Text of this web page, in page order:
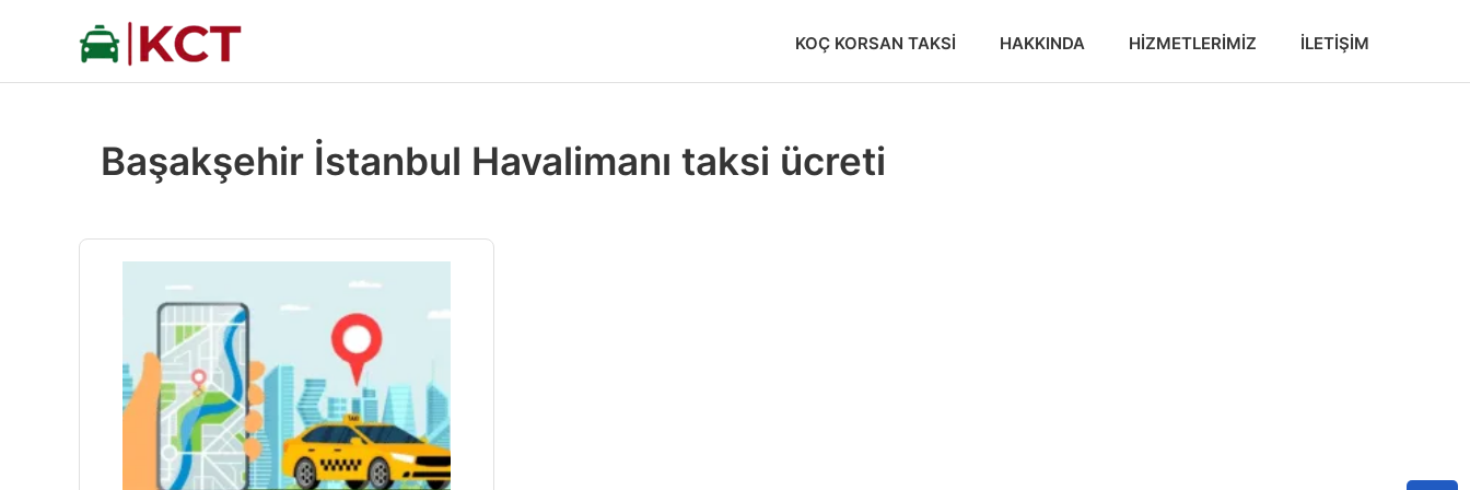
KOÇ KORSAN TAKSI HAKKINDA HIZMETLERIMIZ İLETIŞIM
Başakşehir İstanbul Havalimanı taksi ücreti